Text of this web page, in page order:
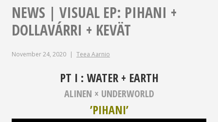
NEWS | VISUAL EP: PIHANI +
DOLLAVÁRRI + KEVÄT
November 24, 2020 Teea Aarnio
PT I : WATER + EARTH
ALINEN × UNDERWORLD
’PIHANI’